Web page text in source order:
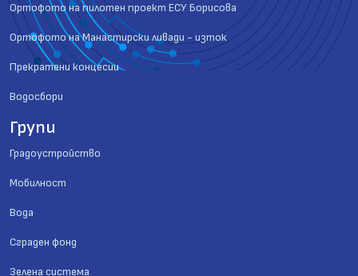
Ортофото на пилотен проект ЕСУ Борисова
Ортофото на Манастирски ливади - изток
Прекратени концесии
Водосбори
Групи
Градоустройство
Мобилност
Вода
Сграден фонд
Зелена система